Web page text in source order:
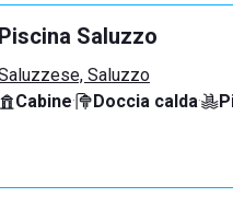
Piscina Saluzzo
Saluzzo
Cabine· Doccia calda·